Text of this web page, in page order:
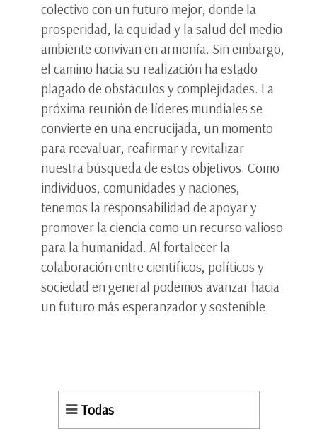
colectivo con un futuro mejor, donde la
prosperidad, la equidad y la salud del medio
ambiente convivan en armonía. Sin embargo,
el camino hacia su realización ha estado
plagado de obstáculos y complejidades. La
próxima reunión de líderes mundiales se
convierte en una encrucijada, un momento
para reevaluar, reafirmar y revitalizar
nuestra búsqueda de estos objetivos. Como
individuos, comunidades y naciones,
tenemos la responsabilidad de apoyar y
promover la ciencia como un recurso valioso
para la humanidad. Al fortalecer la
colaboración entre científicos, políticos y
sociedad en general podemos avanzar hacia
un futuro más esperanzador y sostenible.
Todas